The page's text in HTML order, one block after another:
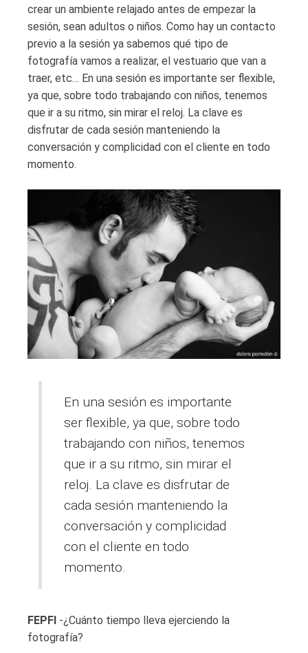
crear un ambiente relajado antes de empezar la
sesión, sean adultos o niños. Como hay un contacto
previo a la sesión ya sabemos qué tipo de
fotografía vamos a realizar, el vestuario que van a
traer, etc… En una sesión es importante ser flexible,
ya que, sobre todo trabajando con niños, tenemos
que ir a su ritmo, sin mirar el reloj. La clave es
disfrutar de cada sesión manteniendo la
conversación y complicidad con el cliente en todo
momento.
En una sesión es importante
ser flexible, ya que, sobre todo
trabajando con niños, tenemos
que ir a su ritmo, sin mirar el
reloj. La clave es disfrutar de
cada sesión manteniendo la
conversación y complicidad
con el cliente en todo
momento.
FEPFI -¿Cuánto tiempo lleva ejerciendo la
fotografía?